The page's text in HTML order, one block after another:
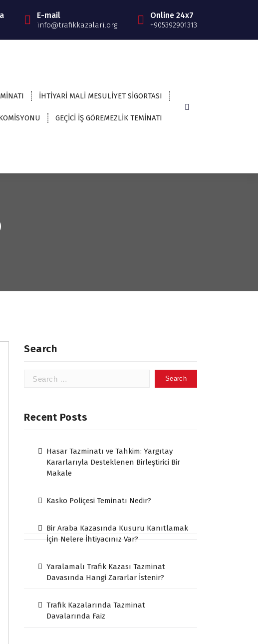
E-mail
info@trafikkazalari.org
Online 24x7
+905392901313
İHTİYARİ MALİ MESULİYET SİGORTASI
GEÇİCİ İŞ GÖREMEZLİK TEMİNATI
Search
Search
Recent Posts
Hasar Tazminatı ve Tahkim: Yargıtay
Kararlarıyla Desteklenen Birleştirici Bir
Makale
Kasko Poliçesi Teminatı Nedir?
Bir Araba Kazasında Kusuru Kanıtlamak
İçin Nelere İhtiyacınız Var?
Yaralamalı Trafik Kazası Tazminat
Davasında Hangi Zararlar İstenir?
Trafik Kazalarında Tazminat
Davalarında Faiz